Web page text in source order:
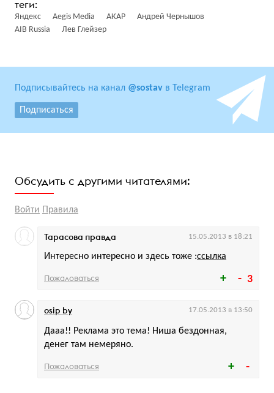
Яндекс Aegis Media АКАР
Андрей Чернышов
AIB Russia
Лев Глейзер
Подписывайтесь на канал @sostav в Telegram
Подписаться
Обсудить с другими читателями:
Войти Правила
3
Интересно интересно и здесь тоже :ссылка
Тарасова правда 15.05.2013 в 18:21
Пожаловаться
Дааа!! Реклама это тема! Ниша бездонная,
денег там немеряно.
osip by 17.05.2013 в 13:50
Пожаловаться